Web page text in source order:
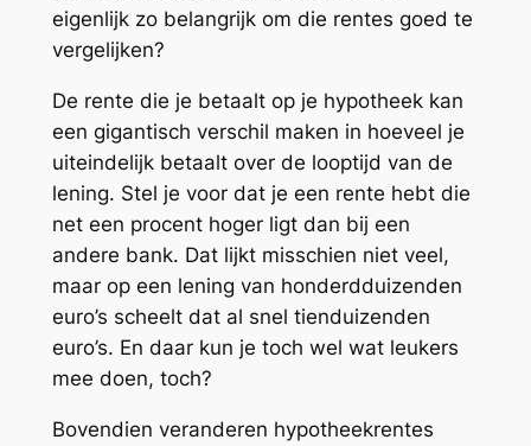
eigenlijk zo belangrijk om die rentes goed te
vergelijken?
De rente die je betaalt op je hypotheek kan
een gigantisch verschil maken in hoeveel je
uiteindelijk betaalt over de looptijd van de
lening. Stel je voor dat je een rente hebt die
net een procent hoger ligt dan bij een
andere bank. Dat lijkt misschien niet veel,
maar op een lening van honderdduizenden
euro’s scheelt dat al snel tienduizenden
euro’s. En daar kun je toch wel wat leukers
mee doen, toch?
Bovendien veranderen hypotheekrentes